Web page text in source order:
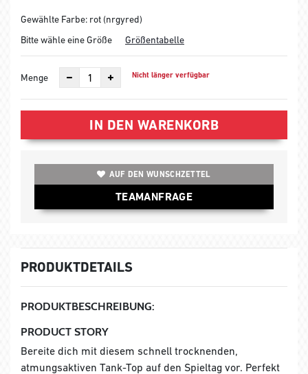
Gewählte Farbe: rot (nrgyred)
Bitte wähle eine Größe
Größentabelle
Menge Nicht länger verfügbar
IN DEN WARENKORB
AUF DEN WUNSCHZETTEL
TEAMANFRAGE
PRODUKTDETAILS
PRODUKTBESCHREIBUNG:
PRODUCT STORY
Bereite dich mit diesem schnell trocknenden,
atmungsaktiven Tank-Top auf den Spieltag vor. Perfekt